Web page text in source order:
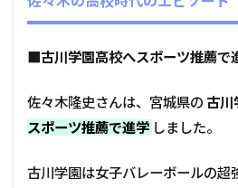
■古川学園高校へスポーツ推薦で
佐々木隆史さんは、宮城県の 古川
スポーツ推薦で進学 しました。
古川学園は女子バレーボールの超